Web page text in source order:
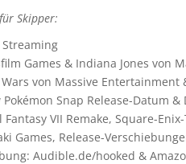
Skipper:
Games & Indiana Jones von
Wars von Massive Entertainment
Pokémon Snap Release-Datum &
Fantasy VII Remake, Square-
Games, Release-
Audible.de/hooked &